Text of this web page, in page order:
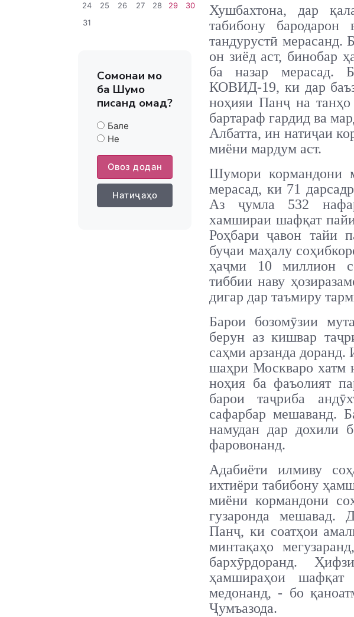
24
25 26 27 28 29
30
31
Сомонаи мо
ба Шумо
писанд омад?
Бале
Не
Овоз додан
Натиҷаҳо
Хушбахтона, дар
табибону
тандурустӣ мерасанд.
он зиёд аст, бинобар
ба назар мерасад.
КОВИД-19, ки дар
ноҳияи Панҷ на
бартараф гардид ва
Албатта, ин натиҷаи
миёни мардум аст.
Шумори кормандони
мерасад, ки 71
Аз ҷумла 532
хамшираи шафқат
Роҳбари ҷавон тайи
буҷаи маҳалу
ҳаҷми 10 миллион
тиббии наву
дигар дар таъмиру
Барои бозомӯзии
берун аз кишвар
саҳми арзанда доранд.
шаҳри Москваро хатм
ноҳия ба фаъолият
барои таҷриба
сафарбар мешаванд.
намудан дар дохили
фаровонанд.
Адабиёти илмиву
ихтиёри табибону
миёни кормандони
гузаронда мешавад.
Панҷ, ки соатҳои
минтақаҳо
бархӯрдоранд.
ҳамшираҳои шафқат
медонанд, - бо
Ҷумъазода.